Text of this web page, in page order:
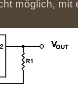
möglich,